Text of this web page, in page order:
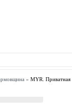
» MYR. Приватная